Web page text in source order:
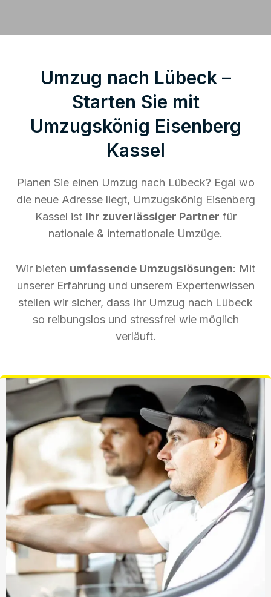
Umzug nach Lübeck –
Starten Sie mit
Umzugskönig Eisenberg
Kassel
Planen Sie einen Umzug nach Lübeck? Egal wo
die neue Adresse liegt, Umzugskönig Eisenberg
Kassel ist Ihr zuverlässiger Partner für
nationale & internationale Umzüge.
Wir bieten umfassende Umzugslösungen: Mit
unserer Erfahrung und unserem Expertenwissen
stellen wir sicher, dass Ihr Umzug nach Lübeck
so reibungslos und stressfrei wie möglich
verläuft.